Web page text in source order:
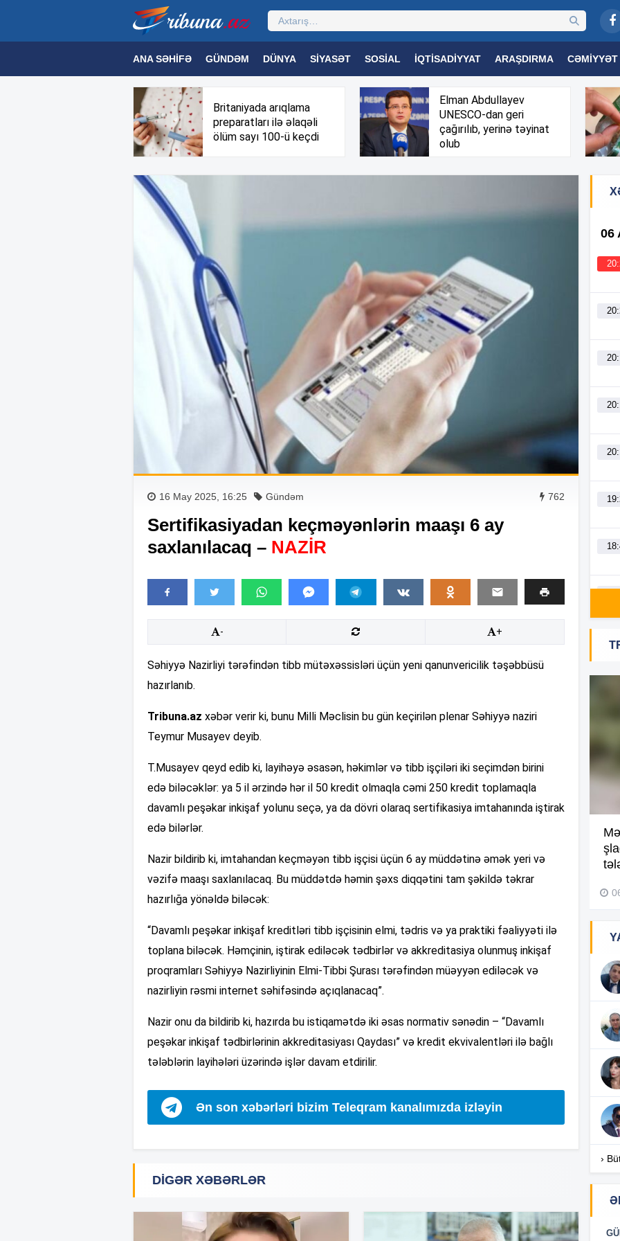
ANA SƏHIFƏ GÜNDƏM DÜNYA SIYASƏT SOSIAL İQTISADIYYAT ARAŞDIRMA CƏMIYYƏT
MƏDƏNIYYƏT TƏHSIL SAĞLAMLIQ MARAQLI TRIBUNA TV
Britaniyada arıqlama
preparatları ilə əlaqəli
ölüm sayı 100-ü keçdi
Elman Abdullayev
UNESCO-dan geri
çağırılıb, yerinə təyinat
olub
16 May 2025, 16:25 Gündəm 762
Sertifikasiyadan keçməyənlərin maaşı 6 ay
saxlanılacaq – NAZİR
- +
Səhiyyə Nazirliyi tərəfindən tibb mütəxəssisləri üçün yeni qanunvericilik təşəbbüsü
hazırlanıb.
Tribuna.az xəbər verir ki, bunu Milli Məclisin bu gün keçirilən plenar Səhiyyə naziri
Teymur Musayev deyib.
T.Musayev qeyd edib ki, layihəyə əsasən, həkimlər və tibb işçiləri iki seçimdən birini
edə biləcəklər: ya 5 il ərzində hər il 50 kredit olmaqla cəmi 250 kredit toplamaqla
davamlı peşəkar inkişaf yolunu seçə, ya da dövri olaraq sertifikasiya imtahanında iştirak
edə bilərlər.
Nazir bildirib ki, imtahandan keçməyən tibb işçisi üçün 6 ay müddətinə əmək yeri və
vəzifə maaşı saxlanılacaq. Bu müddətdə həmin şəxs diqqətini tam şəkildə təkrar
hazırlığa yönəldə biləcək:
“Davamlı peşəkar inkişaf kreditləri tibb işçisinin elmi, tədris və ya praktiki fəaliyyəti ilə
toplana biləcək. Həmçinin, iştirak ediləcək tədbirlər və akkreditasiya olunmuş inkişaf
proqramları Səhiyyə Nazirliyinin Elmi-Tibbi Şurası tərəfindən müəyyən ediləcək və
nazirliyin rəsmi internet səhifəsində açıqlanacaq”.
Nazir onu da bildirib ki, hazırda bu istiqamətdə iki əsas normativ sənədin – “Davamlı
peşəkar inkişaf tədbirlərinin akkreditasiyası Qaydası” və kredit ekvivalentləri ilə bağlı
tələblərin layihələri üzərində işlər davam etdirilir.
Ən son xəbərləri bizim Teleqram kanalımızda izləyin
DIGƏR XƏBƏRLƏR
06
Video
›